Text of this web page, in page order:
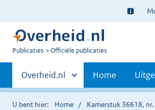
Ter
U
Publicaties Officiële publicaties
Primaire
navigatie
Andere
sites
binnen
Overheid.nl Home
U bent hier: Home Kamerstuk 36618, nr.